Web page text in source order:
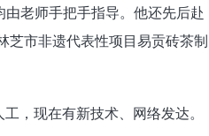
老师手把手指导。他还先后赴
芝市非遗代表性项目易贡砖茶制
，现在有新技术、网络发达。